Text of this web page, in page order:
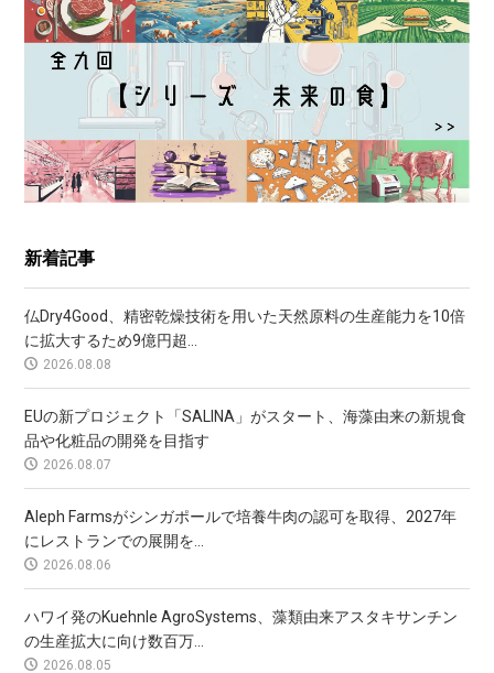
新着記事
仏Dry4Good、精密乾燥技術を用いた天然原料の生産能力を10倍
に拡大するため9億円超...
2026.08.08
EUの新プロジェクト「SALINA」がスタート、海藻由来の新規食
品や化粧品の開発を目指す
2026.08.07
Aleph Farmsがシンガポールで培養牛肉の認可を取得、2027年
にレストランでの展開を...
2026.08.06
ハワイ発のKuehnle AgroSystems、藻類由来アスタキサンチン
の生産拡大に向け数百万...
2026.08.05